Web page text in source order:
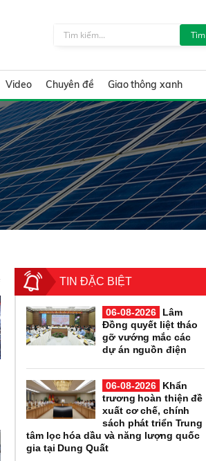
Tìm
Video Chuyên đề Giao thông xanh
TIN ĐẶC BIỆT
06-08-2026
Lâm
Đồng quyết liệt tháo
gỡ vướng mắc các
dự án nguồn điện
06-08-2026
Khẩn
trương hoàn thiện đề
xuất cơ chế, chính
sách phát triển Trung
tâm lọc hóa dầu và năng lượng quốc
gia tại Dung Quất